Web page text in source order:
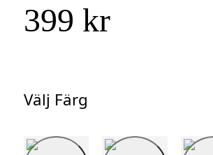
399 kr
Välj Färg
Välj Färg